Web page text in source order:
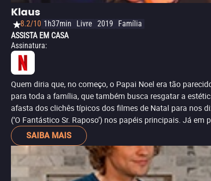
Klaus
8.2/10 1h37min Livre 2019
Família
ASSISTA EM CASA
Assinatura:
Quem diria que, no começo, o Papai Noel era tão
para toda a família, que também busca resgatar a
afasta dos clichês típicos dos filmes de Natal para nos
(‘O Fantástico Sr. Raposo’) nos papéis principais. Já
SAIBA MAIS